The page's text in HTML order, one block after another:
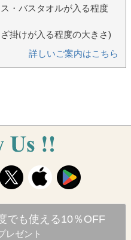
・バスタオルが入る程度
掛けが入る程度の大きさ)
詳しいご案内はこちら
でも使える10％OFF
レゼント